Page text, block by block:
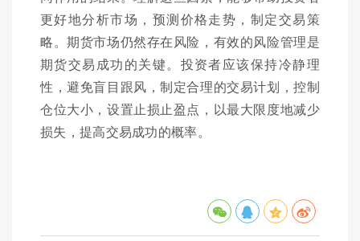
更好地分析市场，预测价格走势，制定交易策
略。期货市场仍然存在风险，有效的风险管理是
期货交易成功的关键。投资者应该保持冷静理
性，避免盲目跟风，制定合理的交易计划，控制
仓位大小，设置止损止盈点，以最大限度地减少
损失，提高交易成功的概率。